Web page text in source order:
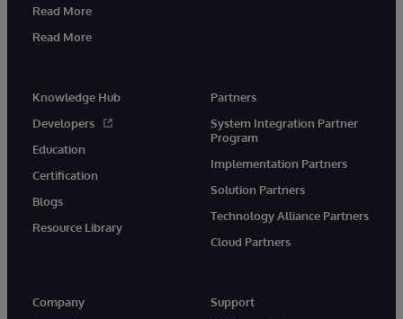
Read More
Read More
Knowledge Hub
Developers
Education
Certification
Blogs
Resource Library
Partners
System Integration Partner
Program
Implementation Partners
Solution Partners
Technology Alliance Partners
Cloud Partners
Company
Support